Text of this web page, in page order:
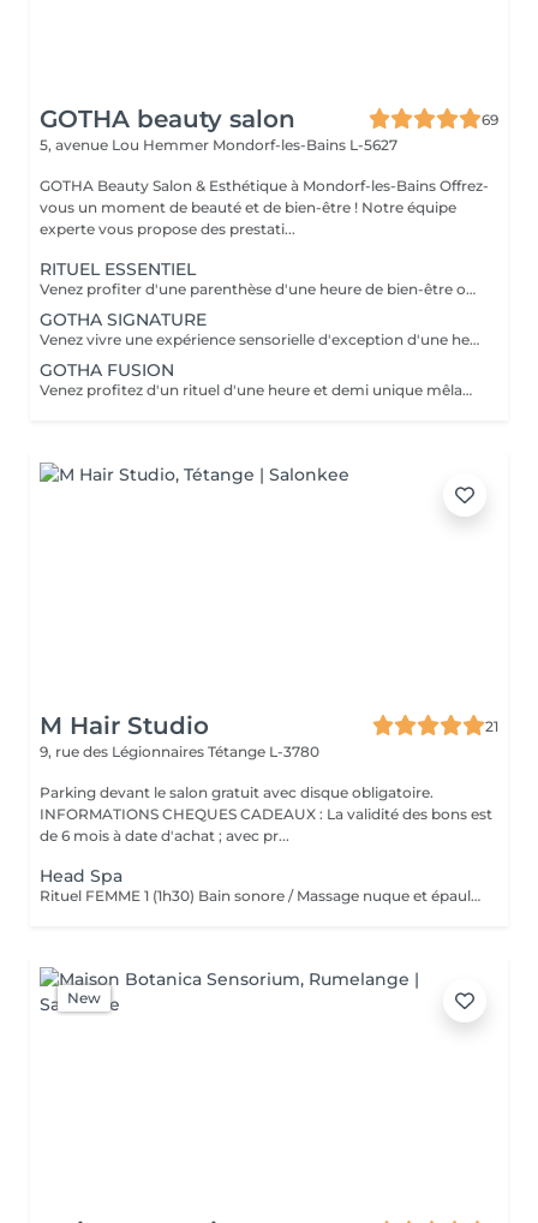
GOTHA beauty salon
69
5, avenue Lou Hemmer Mondorf-les-Bains L-5627
GOTHA Beauty Salon & Esthétique à Mondorf-les-Bains Offrez-
vous un moment de beauté et de bien-être ! Notre équipe
experte vous propose des prestati...
RITUEL ESSENTIEL
Venez profiter d'une parenthèse d'une heure de bien-être où cuir chevelu et cheveux sont sublimés grâce à des soins personnalisés. Laissez-vous guider dans une première immersion douce et profondément relaxante.
GOTHA SIGNATURE
Venez vivre une expérience sensorielle d'exception d'une heure et demi, où chaque geste vous enveloppe dans un lâcher-prise absolu. Laissez-vous porter par un rituel profond, alliant détente, raffinement et évasion.
GOTHA FUSION
Venez profitez d'un rituel d'une heure et demi unique mêlant head spa et soin du visage pour une harmonie parfaite entre éclat et relaxation. Laissez-vous transporter dans une expérience enveloppante, où le corps et l'esprit se relâchent pleinement.
M Hair Studio
21
9, rue des Légionnaires Tétange L-3780
Parking devant le salon gratuit avec disque obligatoire.
INFORMATIONS CHEQUES CADEAUX : La validité des bons est
de 6 mois à date d'achat ; avec pr...
Head Spa
Rituel FEMME 1 (1h30) Bain sonore / Massage nuque et épaules / Massage cuir chevelu (avec outils) / Gommage cuir chevelu / Cascade d'eau / Shampooing / Soin / masque / Bain / vapeur / Séchage Rituel FEMME 2 (2h00) Bain sonore / Points de pression avec pochons (aux herbes aromatiques) / Soin visage (nettoyage, gommage, masque en tissu hydratant, crème de jour) / Massage buste et épaules / Massage visage / masque quartz rose / Massage cuir chevelu (avec outils) / Gommage cuir chevelu / Cascade d'eau / Shampooing / Soin / masque / Bain vapeur aromathérapie / Détente bras, mains / Luminothérapie* / Séchage Rituel HOMME (1h15) Bain sonore / Massage visage, nuque et épaules / Massage cuir chevelu (avec outils) / Gommage cuir chevelu / Cascade d'eau / Shampooing / Bain vapeur aromathérapie / Lotion tonique énergisante / Séchage
New